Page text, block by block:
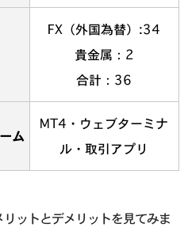
FX（外国為替）:34
貴金属：2
合計：36
ム
MT4・ウェブターミナ
ル・取引アプリ
ットとデメリットを見てみま